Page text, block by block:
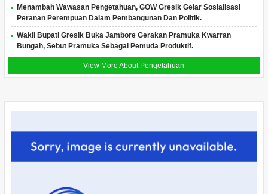
Menambah Wawasan Pengetahuan, GOW Gresik Gelar Sosialisasi
Peranan Perempuan Dalam Pembangunan Dan Politik.
Wakil Bupati Gresik Buka Jambore Gerakan Pramuka Kwarran
Bungah, Sebut Pramuka Sebagai Pemuda Produktif.
View More About Pengetahuan